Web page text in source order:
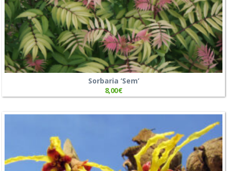
Sorbaria ‘Sem’
8,00€